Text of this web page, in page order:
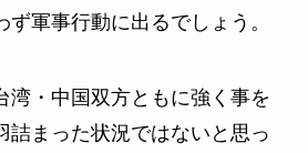
軍事行動に出るでしょう。
湾・中国双方ともに強く事を
詰まった状況ではないと思っ